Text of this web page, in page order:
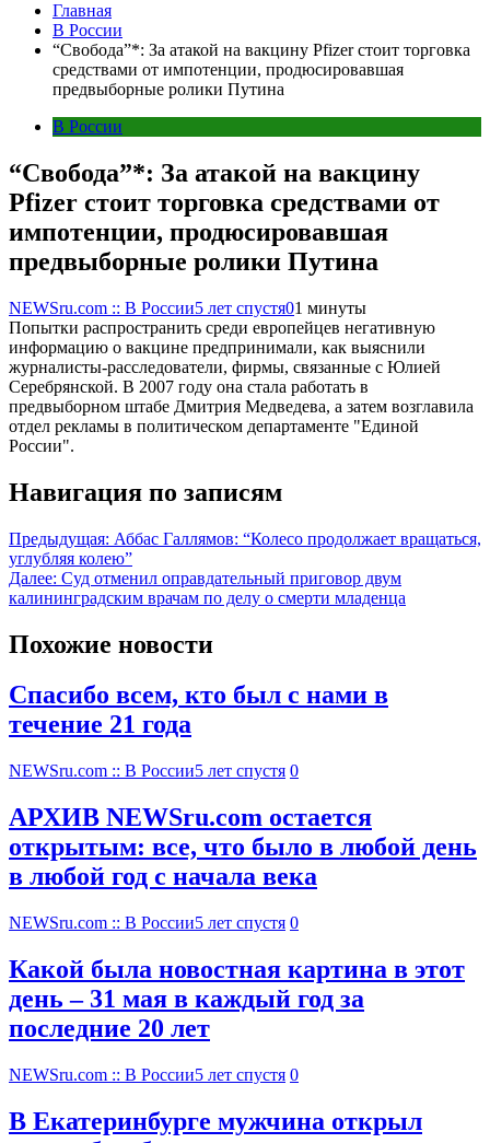
Главная
В России
“Свобода”*: За атакой на вакцину Pfizer стоит торговка
средствами от импотенции, продюсировавшая
предвыборные ролики Путина
В России
“Свобода”*: За атакой на вакцину
Pfizer стоит торговка средствами от
импотенции, продюсировавшая
предвыборные ролики Путина
NEWSru.com :: В России5 лет спустя01 минуты
Попытки распространить среди европейцев негативную
информацию о вакцине предпринимали, как выяснили
журналисты-расследователи, фирмы, связанные с Юлией
Серебрянской. В 2007 году она стала работать в
предвыборном штабе Дмитрия Медведева, а затем возглавила
отдел рекламы в политическом департаменте "Единой
России".
Навигация по записям
Предыдущая: Аббас Галлямов: “Колесо продолжает вращаться,
углубляя колею”
Далее: Суд отменил оправдательный приговор двум
калининградским врачам по делу о смерти младенца
Похожие новости
Спасибо всем, кто был с нами в
течение 21 года
NEWSru.com :: В России5 лет спустя 0
АРХИВ NEWSru.com остается
открытым: все, что было в любой день
в любой год с начала века
NEWSru.com :: В России5 лет спустя 0
Какой была новостная картина в этот
день – 31 мая в каждый год за
последние 20 лет
NEWSru.com :: В России5 лет спустя 0
В Екатеринбурге мужчина открыл